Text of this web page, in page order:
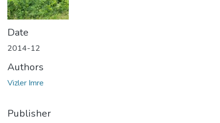
Date
2014-12
Authors
Vizler Imre
Publisher